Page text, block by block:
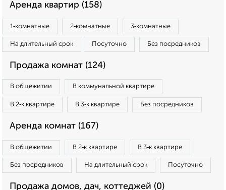
Аренда квартир (158)
1‑комнатные 2‑комнатные 3‑комнатные
На длительный срок Посуточно Без посредников
Продажа комнат (124)
В общежитии В коммунальной квартире
В 2‑к квартире В 3‑к квартире Без посредников
Аренда комнат (167)
В общежитии В 2‑к квартире В 3‑к квартире
Без посредников На длительный срок Посуточно
Продажа домов, дач, коттеджей (0)